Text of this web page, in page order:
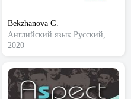
Bekzhanova G.
Английский язык Русский,
2020